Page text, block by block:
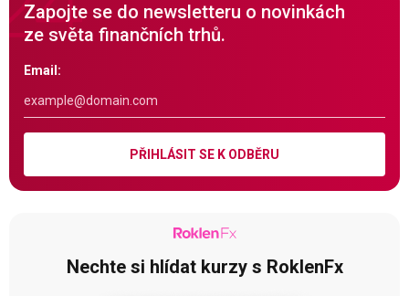
Zapojte se do newsletteru o novinkách
ze světa finančních trhů.
Email:
PŘIHLÁSIT SE K ODBĚRU
Nechte si hlídat kurzy s RoklenFx